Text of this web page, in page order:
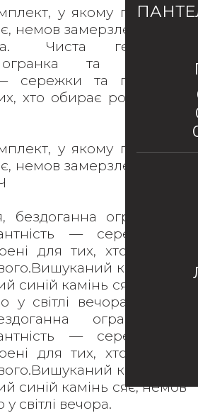
у якому глибокий
немов замерзле озеро у
Чиста геометрія,
та холодна
сережки та перстень
хто обирає розкіш без
у якому глибокий
немов замерзле озеро у
бездоганна огранка та
— сережки та
для тих, хто обирає
комплект,
синій камінь сяє, немов
у світлі вечора. Чиста
огранка та
— сережки та
для тих, хто обирає
комплект,
синій камінь сяє, немов
світлі вечора.